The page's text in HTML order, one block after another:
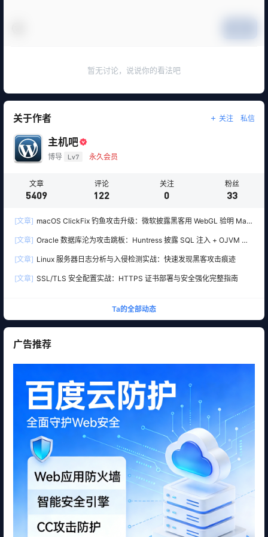
暂无讨论，说说你的看法吧
关于作者 关注 私信
主机吧
博导 Lv7 永久会员
文章
5409
评论
122
关注
0
粉丝
33
[文章] macOS ClickFix 钓鱼攻击升级：微软披露黑客用 WebGL 验明 Mac
[文章] Oracle 数据库沦为攻击跳板：Huntress 披露 SQL 注入 + OJVM 入
[文章] Linux 服务器日志分析与入侵检测实战：快速发现黑客攻击痕迹
[文章] SSL/TLS 安全配置实战：HTTPS 证书部署与安全强化完整指南
Ta的全部动态
广告推荐